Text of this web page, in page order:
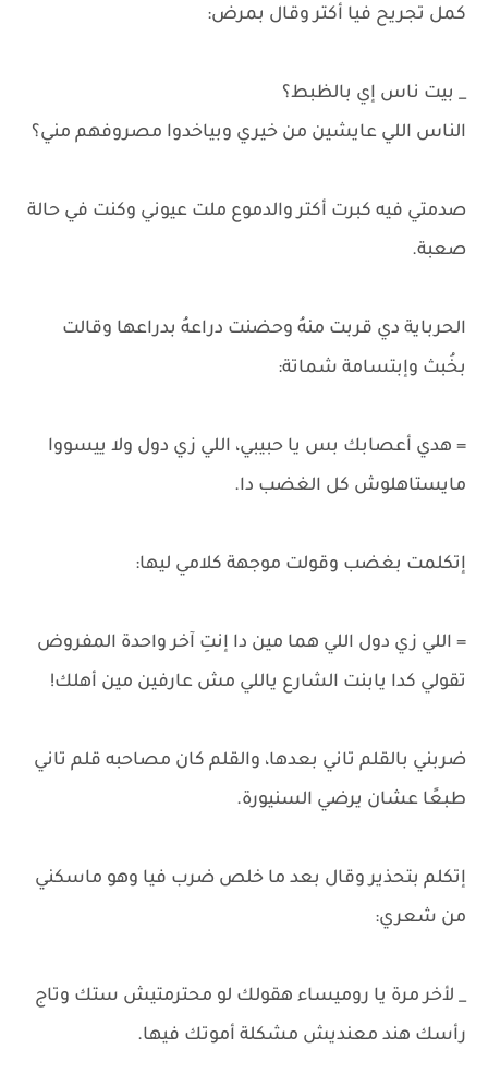
كمل تجريح فيا أكتر وقال بمرض:
_ بيت ناس إي بالظبط؟
الناس اللي عايشين من خيري وبياخدوا مصروفهم مني؟
صدمتي فيه كبرت أكتر والدموع ملت عيوني وكنت في حالة
صعبة.
الحرباية دي قربت منهُ وحضنت دراعهُ بدراعها وقالت
بخُبث وإبتسامة شماتة:
= هدي أعصابك بس يا حبيبي، اللي زي دول ولا ييسووا
مايستاهلوش كل الغضب دا.
إتكلمت بغضب وقولت موجهة كلامي ليها:
= اللي زي دول اللي هما مين دا إنتِ آخر واحدة المفروض
تقولي كدا يابنت الشارع ياللي مش عارفين مين أهلك!
ضربني بالقلم تاني بعدها، والقلم كان مصاحبه قلم تاني
طبعًا عشان يرضي السنيورة.
إتكلم بتحذير وقال بعد ما خلص ضرب فيا وهو ماسكني
من شعري:
_ لأخر مرة يا روميساء هقولك لو محترمتيش ستك وتاج
رأسك هند معنديش مشكلة أموتك فيها.